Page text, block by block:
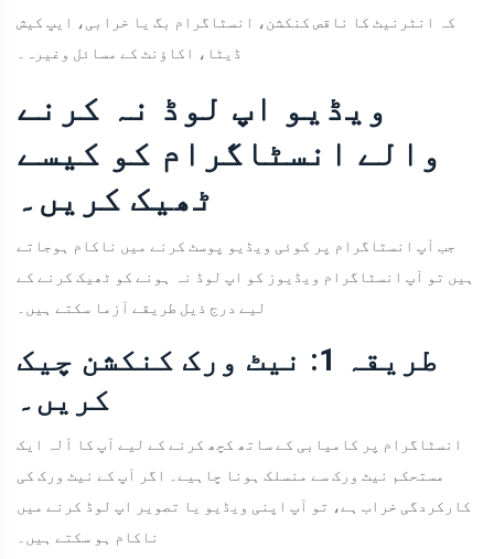
کہ انٹرنیٹ کا ناقص کنکشن، انسٹاگرام بگ یا خرابی، ایپ کیش
ڈیٹا، اکاؤنٹ کے مسائل وغیرہ۔
ویڈیو اپ لوڈ نہ کرنے
والے انسٹاگرام کو کیسے
ٹھیک کریں۔
جب آپ انسٹاگرام پر کوئی ویڈیو پوسٹ کرنے میں ناکام ہوجاتے
ہیں تو آپ انسٹاگرام ویڈیوز کو اپ لوڈ نہ ہونے کو ٹھیک کرنے کے
لیے درج ذیل طریقے آزما سکتے ہیں۔
طریقہ 1: نیٹ ورک کنکشن چیک
کریں۔
انسٹاگرام پر کامیابی کے ساتھ کچھ کرنے کے لیے آپ کا آلہ ایک
مستحکم نیٹ ورک سے منسلک ہونا چاہیے۔ اگر آپ کے نیٹ ورک کی
کارکردگی خراب ہے، تو آپ اپنی ویڈیو یا تصویر اپ لوڈ کرنے میں
ناکام ہو سکتے ہیں۔